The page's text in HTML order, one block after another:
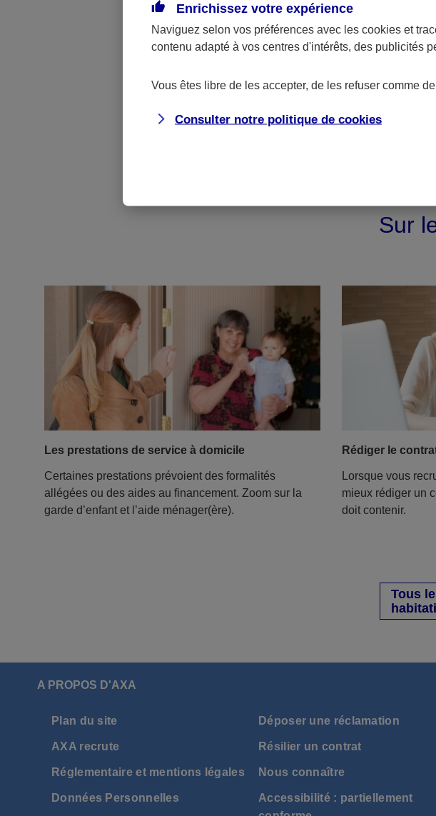
#3. Déclaration à la
contactez la Caisse
d’accueil du jeune enfant).
Sur
Les prestations de service à domicile
Certaines prestations prévoient des formalités
allégées ou des aides au financement. Zoom sur la
garde d’enfant et l’aide ménager(ère).
Rédiger le
Lorsque vous
mieux rédiger un
doit contenir.
Tous
A PROPOS D'AXA
Plan du site Déposer une réclamation
AXA recrute Résilier un contrat
Réglementaire et mentions légales Nous connaître
Données Personnelles
Accessibilité : partiellement
Enrichissez votre expérience
Naviguez selon vos préférences avec les cookies et
contenu adapté à vos centres d'intérêts, des publicités
Vous êtes libre de les accepter, de les refuser comme
Consulter notre politique de cookies